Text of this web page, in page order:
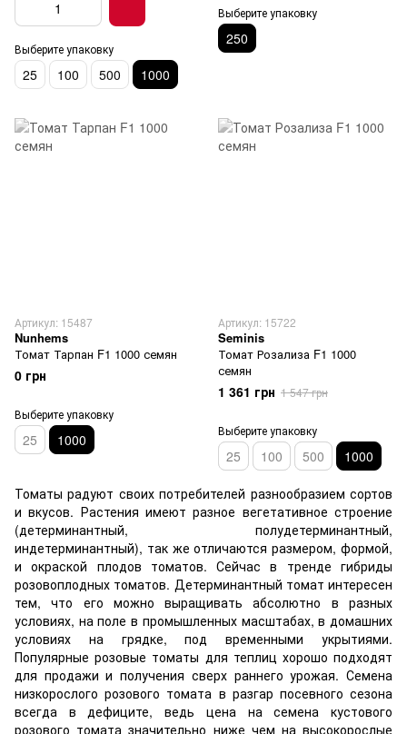
Выберите упаковку
25 100 500 1000
Выберите упаковку
250
Артикул: 15487
Nunhems
Томат Тарпан F1 1000 семян
0 грн
Выберите упаковку
25 1000
Артикул: 15722
Seminis
Томат Розализа F1 1000
семян
1 361 грн 1 547 грн
Выберите упаковку
25 100 500 1000
Томаты радуют своих потребителей разнообразием сортов
и вкусов. Растения имеют разное вегетативное строение
(детерминантный, полудетерминантный,
индетерминантный), так же отличаются размером, формой,
и окраской плодов томатов. Сейчас в тренде гибриды
розовоплодных томатов. Детерминантный томат интересен
тем, что его можно выращивать абсолютно в разных
условиях, на поле в промышленных масштабах, в домашних
условиях на грядке, под временными укрытиями.
Популярные розовые томаты для теплиц хорошо подходят
для продажи и получения сверх раннего урожая. Семена
низкорослого розового томата в разгар посевного сезона
всегда в дефиците, ведь цена на семена кустового
розового томата значительно ниже чем на высокорослые